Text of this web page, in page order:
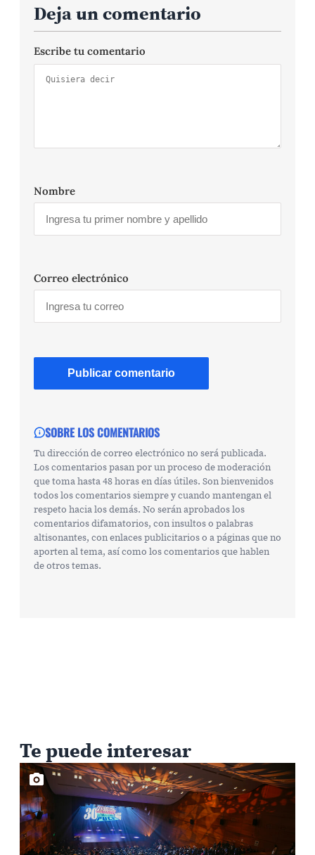
Deja un comentario
Escribe tu comentario
Nombre
Correo electrónico
SOBRE LOS COMENTARIOS
Tu dirección de correo electrónico no será publicada.
Los comentarios pasan por un proceso de moderación
que toma hasta 48 horas en días útiles. Son bienvenidos
todos los comentarios siempre y cuando mantengan el
respeto hacia los demás. No serán aprobados los
comentarios difamatorios, con insultos o palabras
altisonantes, con enlaces publicitarios o a páginas que no
aporten al tema, así como los comentarios que hablen
de otros temas.
Te puede interesar